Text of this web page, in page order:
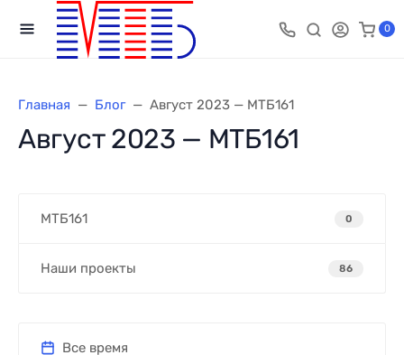
0
Главная Блог Август 2023 — МТБ161
Август 2023 — МТБ161
МТБ161 0
Наши проекты 86
Все время